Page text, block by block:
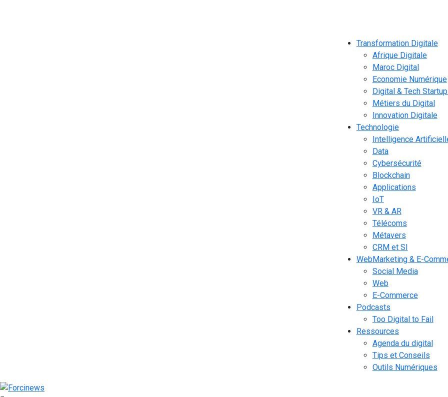
Transformation Digitale
Afrique Digitale
Maroc Digital
Economie Numérique
Digital & Tech
Métiers du Digital
Innovation Digitale
Technologie
Intelligence
Data
Cybersécurité
Blockchain
Applications
IoT
VR & AR
Télécoms
Métavers
CRM et SI
WebMarketing & E-
Social Media
Web
E-Commerce
Podcasts
Too Digital to Fail
Ressources
Agenda du digital
Tips et Conseils
Outils Numériques